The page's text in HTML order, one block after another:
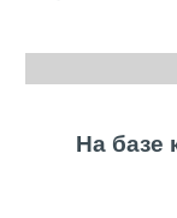
На базе